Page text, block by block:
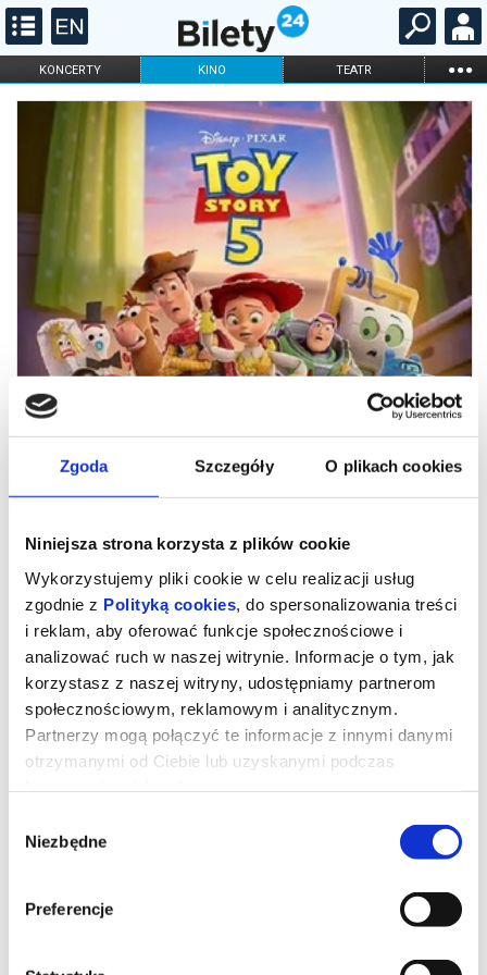
Zgoda Szczegóły O plikach cookies
Niniejsza strona korzysta z plików cookie
Wykorzystujemy pliki cookie w celu realizacji usług
zgodnie z Polityką cookies , do spersonalizowania treści
i reklam, aby oferować funkcje społecznościowe i
analizować ruch w naszej witrynie. Informacje o tym, jak
korzystasz z naszej witryny, udostępniamy partnerom
społecznościowym, reklamowym i analitycznym.
Partnerzy mogą połączyć te informacje z innymi danymi
otrzymanymi od Ciebie lub uzyskanymi podczas
zgody
Niezbędne
Preferencje
KONCERTY KINO TEATR ...
FILHARMONIA OPERA I BALET
STAND-UP
ONLINE KARNETY
TOY STORY 5 2D DUBBING
kinowa znajduje się w szkole TWP ul. Kraszewskiego 8A
Kowboj Chudy wraz z przyjaciółmi mierzy się z nową technologią
Produkcja: USA